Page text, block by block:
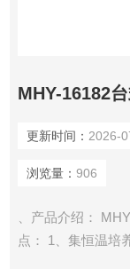
MHY-16182
更新时间： 2026-
浏览量： 906
、产品介绍：
点： 1、集恒温培